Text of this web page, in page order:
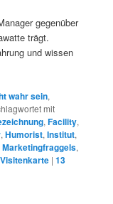
gegenüber
trägt.
und wissen
wahr sein,
mit
,Facility,
,Humorist,Institut,
Marketingfraggels,
Visitenkarte |13